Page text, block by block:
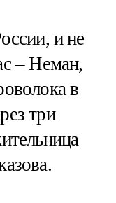
и не
– Неман,
в
три